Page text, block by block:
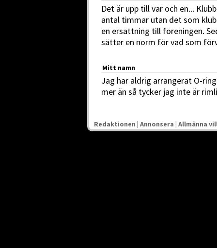
Det är upp till var och en...
antal timmar utan det som
en ersättning till föreningen.
sätter en norm för vad som
Mitt namn
Jag har aldrig arrangerat O-
mer än så tycker jag inte är
Redaktionen | Annonsera | Allmänna